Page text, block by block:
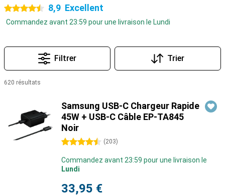
4.5 étoiles 8,9 Excellent
Commandez avant 23:59 pour une livraison le Lundi
Filtrer Trier
620 résultats
Samsung USB-C Chargeur Rapide
45W + USB-C Câble EP-TA845
Noir
4.5 étoiles (203)
Commandez avant 23:59 pour une livraison le
Lundi
33,95 €